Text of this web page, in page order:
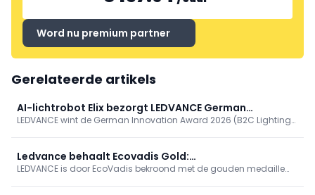
Word nu premium partner
Gerelateerde artikels
AI-lichtrobot Elix bezorgt LEDVANCE German
Innovation Award 2026
LEDVANCE wint de German Innovation Award 2026 (B2C Lighting)
camera, gebaren en zesassige arm. Eerder bekroond, getoond op
Lichtwoche Sauerland en Light + Building.
Ledvance behaalt Ecovadis Gold:
duurzaamheidsperformance bereikt nieuwe hoogten
LEDVANCE is door EcoVadis bekroond met de gouden medaille